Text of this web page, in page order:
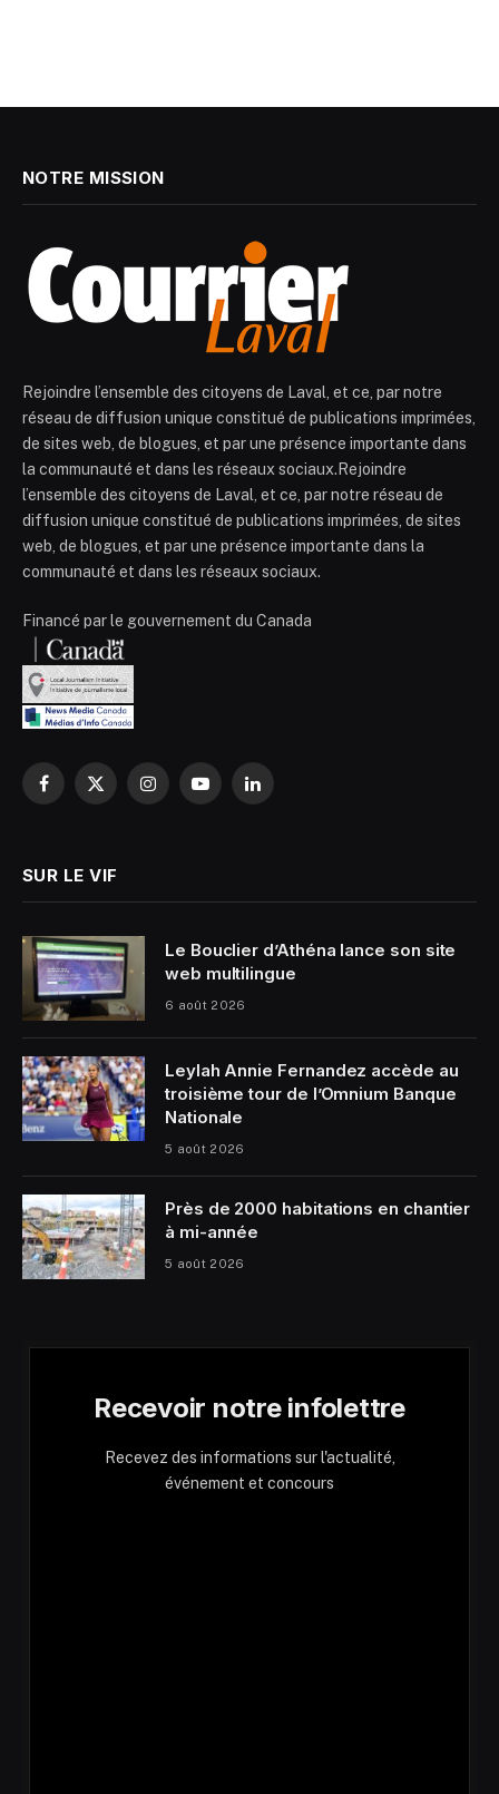
NOTRE MISSION
Rejoindre l’ensemble des citoyens de Laval, et ce, par notre
réseau de diffusion unique constitué de publications imprimées,
de sites web, de blogues, et par une présence importante dans
la communauté et dans les réseaux sociaux.Rejoindre
l’ensemble des citoyens de Laval, et ce, par notre réseau de
diffusion unique constitué de publications imprimées, de sites
web, de blogues, et par une présence importante dans la
communauté et dans les réseaux sociaux.
Financé par le gouvernement du Canada
Facebook
X
InstagramYouTubeLinkedIn
SUR LE VIF
Le Bouclier d’Athéna lance son site
web multilingue
6 août 2026
Leylah Annie Fernandez accède au
troisième tour de l’Omnium Banque
Nationale
5 août 2026
Près de 2000 habitations en chantier
à mi-année
5 août 2026
Recevoir notre infolettre
Recevez des informations sur l'actualité,
événement et concours